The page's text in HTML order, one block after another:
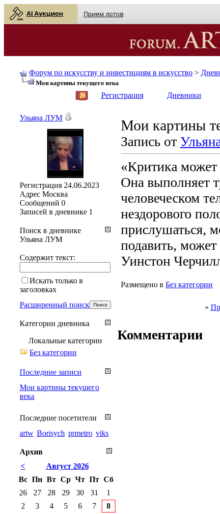
AI Аукцион Прием лотов
Форум по искусству и инвестициям в искусство >
Мои картины текущего века
Регистрация Дневники
Мои картины
Запись от
«Критика
Она выполняет
человеческом
нездорового
прислушаться,
подавить, может
Уинстон
Размещено в Без категории
«
Комментарии
Ульяна ЛУМ
Регистрация 24.06.2023
Адрес Москва
Сообщений 0
Записей в дневнике 1
Поиск в дневнике
Ульяна ЛУМ
Содержит текст:
Искать только в
заголовках
Расширенный поиск
Категории дневника
Локальные категории
Без категории
Последние записи
Мои картины текущего
века
Последние посетители
artw Borisych prmetro viks
Архив
<
Август 2026
Вс Пн Вт Ср Чт Пт Сб
26
27 28 29 30 31
1
2
3 4 5 6 7
8